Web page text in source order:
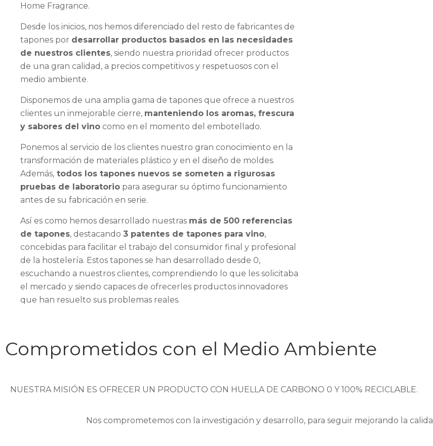
Home Fragrance.
Desde los inicios, nos hemos diferenciado del resto de fabricantes de
tapones por desarrollar productos basados en las necesidades
de nuestros clientes, siendo nuestra prioridad ofrecer productos
de una gran calidad, a precios competitivos y respetuosos con el
medio ambiente.
Disponemos de una amplia gama de tapones que ofrece a nuestros
clientes un inmejorable cierre, manteniendo los aromas, frescura
y sabores del vino como en el momento del embotellado.
Ponemos al servicio de los clientes nuestro gran conocimiento en la
transformación de materiales plástico y en el diseño de moldes.
Además, todos los tapones nuevos se someten a rigurosas
pruebas de laboratorio para asegurar su óptimo funcionamiento
antes de su fabricación en serie.
Así es como hemos desarrollado nuestras más de 500 referencias
de tapones, destacando 3 patentes de tapones para vino,
concebidas para facilitar el trabajo del consumidor final y profesional
de la hostelería. Estos tapones se han desarrollado desde 0,
escuchando a nuestros clientes, comprendiendo lo que les solicitaba
el mercado y siendo capaces de ofrecerles productos innovadores
que han resuelto sus problemas reales.
Comprometidos con el Medio Ambiente
NUESTRA MISIÓN ES OFRECER UN PRODUCTO CON HUELLA DE CARBONO 0 Y 100% RECICLABLE.
Nos comprometemos con la investigación y desarrollo, para seguir mejorando la